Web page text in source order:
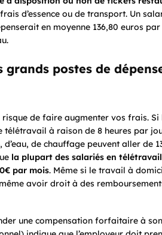
d’essence ou de transport. Un
en moyenne 136,80 euros
grands postes de
de faire augmenter vos frais.
télétravail à raison de 8 heures par
de chauffage peuvent aller de
la plupart des salariés en
par mois. Même si le travail à
avoir droit à des
une compensation forfaitaire à